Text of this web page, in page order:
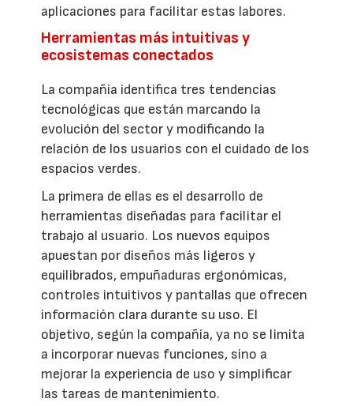
aplicaciones para facilitar estas labores.
Herramientas más intuitivas y
ecosistemas conectados
La compañía identifica tres tendencias
tecnológicas que están marcando la
evolución del sector y modificando la
relación de los usuarios con el cuidado de los
espacios verdes.
La primera de ellas es el desarrollo de
herramientas diseñadas para facilitar el
trabajo al usuario. Los nuevos equipos
apuestan por diseños más ligeros y
equilibrados, empuñaduras ergonómicas,
controles intuitivos y pantallas que ofrecen
información clara durante su uso. El
objetivo, según la compañía, ya no se limita
a incorporar nuevas funciones, sino a
mejorar la experiencia de uso y simplificar
las tareas de mantenimiento.